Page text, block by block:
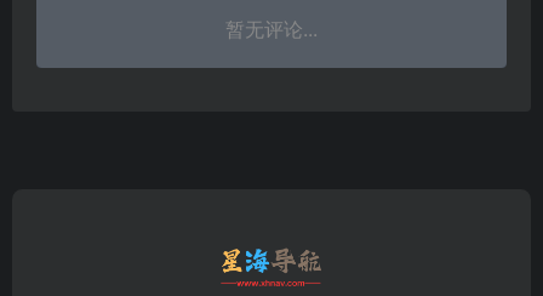
暂无评论...